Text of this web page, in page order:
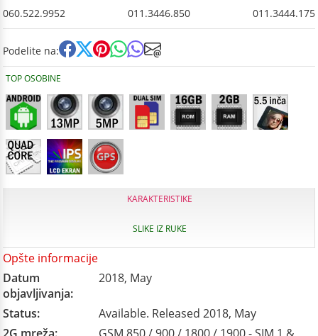
060.522.9952
011.3446.850 011.3444.175
Podelite na:
TOP OSOBINE
KARAKTERISTIKE
SLIKE IZ RUKE
Opšte informacije
Datum
objavljivanja:
2018, May
Status:
Available. Released 2018, May